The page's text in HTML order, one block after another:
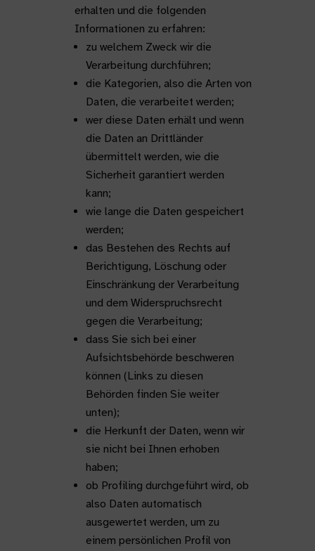
erhalten und die folgenden
Informationen zu erfahren:
zu welchem Zweck wir die
Verarbeitung durchführen;
die Kategorien, also die Arten von
Daten, die verarbeitet werden;
wer diese Daten erhält und wenn
die Daten an Drittländer
übermittelt werden, wie die
Sicherheit garantiert werden
kann;
wie lange die Daten gespeichert
werden;
das Bestehen des Rechts auf
Berichtigung, Löschung oder
Einschränkung der Verarbeitung
und dem Widerspruchsrecht
gegen die Verarbeitung;
dass Sie sich bei einer
Aufsichtsbehörde beschweren
können (Links zu diesen
Behörden finden Sie weiter
unten);
die Herkunft der Daten, wenn wir
sie nicht bei Ihnen erhoben
haben;
ob Profiling durchgeführt wird, ob
also Daten automatisch
ausgewertet werden, um zu
einem persönlichen Profil von